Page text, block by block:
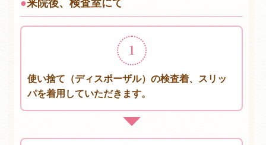
来院後、検査室にて
1
使い捨て（ディスポーザル）の検査着、スリッ
パを着用していただきます。